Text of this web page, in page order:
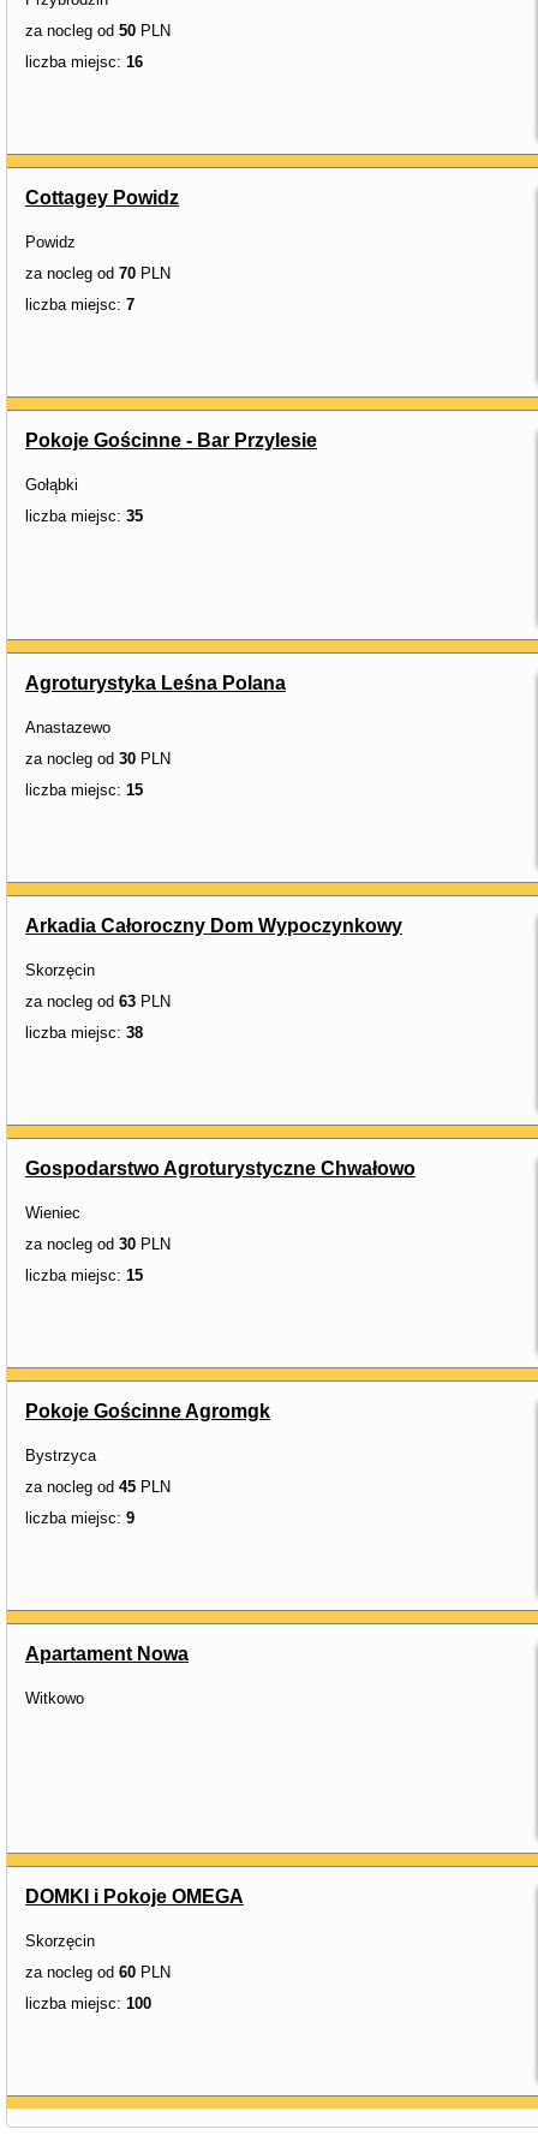
za nocleg od 50 PLN
liczba miejsc: 16
Cottagey Powidz
Powidz
za nocleg od 70 PLN
liczba miejsc: 7
Pokoje Gościnne - Bar Przylesie
Gołąbki
liczba miejsc: 35
Agroturystyka Leśna Polana
Anastazewo
za nocleg od 30 PLN
liczba miejsc: 15
Arkadia Całoroczny Dom Wypoczynkowy
Skorzęcin
za nocleg od 63 PLN
liczba miejsc: 38
Gospodarstwo Agroturystyczne Chwałowo
Wieniec
za nocleg od 30 PLN
liczba miejsc: 15
Pokoje Gościnne Agromgk
Bystrzyca
za nocleg od 45 PLN
liczba miejsc: 9
Apartament Nowa
Witkowo
DOMKI i Pokoje OMEGA
Skorzęcin
za nocleg od 60 PLN
liczba miejsc: 100